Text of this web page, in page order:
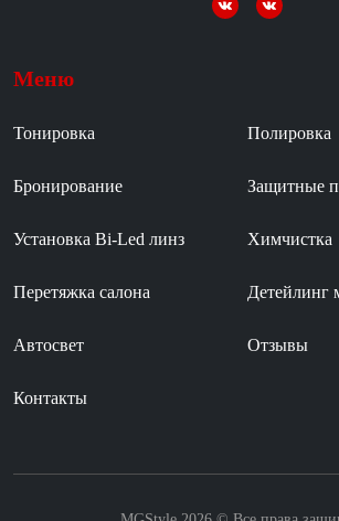
Меню
Тонировка Полировка
Бронирование Защитные
Установка Bi-Led линз Химчистка
Перетяжка салона Детейлинг
Автосвет Отзывы
Контакты